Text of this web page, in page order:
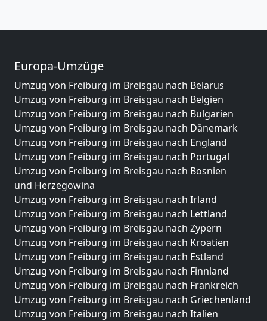
Europa-Umzüge
Umzug von Freiburg im Breisgau nach Belarus
Umzug von Freiburg im Breisgau nach Belgien
Umzug von Freiburg im Breisgau nach Bulgarien
Umzug von Freiburg im Breisgau nach Dänemark
Umzug von Freiburg im Breisgau nach England
Umzug von Freiburg im Breisgau nach Portugal
Umzug von Freiburg im Breisgau nach Bosnien
und Herzegowina
Umzug von Freiburg im Breisgau nach Irland
Umzug von Freiburg im Breisgau nach Lettland
Umzug von Freiburg im Breisgau nach Zypern
Umzug von Freiburg im Breisgau nach Kroatien
Umzug von Freiburg im Breisgau nach Estland
Umzug von Freiburg im Breisgau nach Finnland
Umzug von Freiburg im Breisgau nach Frankreich
Umzug von Freiburg im Breisgau nach Griechenland
Umzug von Freiburg im Breisgau nach Italien